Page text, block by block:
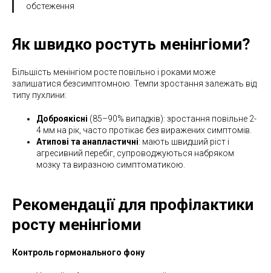
обстеження
Як швидко ростуть менінгіоми?
Більшість менінгіом росте повільно і роками може
залишатися безсимптомною. Темпи зростання залежать від
типу пухлини:
Доброякісні (85–90% випадків): зростання повільне 2-
4 мм на рік, часто протікає без виражених симптомів.
Атипові та анапластичні: мають швидший ріст і
агресивний перебіг, супроводжуються набряком
мозку та виразною симптоматикою.
Рекомендації для профілактики
росту менінгіоми
Контроль гормонального фону